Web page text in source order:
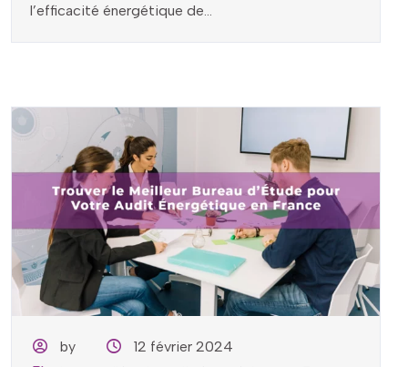
l’efficacité énergétique de...
by
12 février 2024